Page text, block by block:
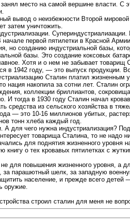
место на самой вершине власти.
вывод о неизбежности Второй
затем уничтожить.
первой пятилетки в Красной
но созданию индустриальной базы,
базы. Это создание коксовых
Хотя и о нем не забывает
в 1942 году, — это выпуск продукции.
Сталин платил жизненным
нация накопила за сотни лет. Сталин
коллекции бриллиантов,
И тогда в 1930 году Сталин начал
средства из сельского хозяйства в
— это 10-16 миллионов убитых,
тонн хлеба каждый год.
А для чего нужна индустриализация?
товарища Сталина, то не надо
для поднятия жизненного
книгу о тех кровавых пятилетках с
для повышения жизненного уровня,
парашютный шелк, за западную
население, и прежде всего
оружие.
строил сталин для меня не